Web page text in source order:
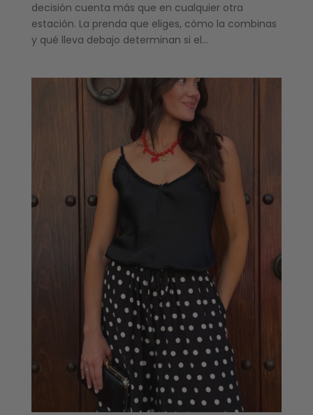
decisión cuenta más que en cualquier otra
estación. La prenda que eliges, cómo la combinas
y qué lleva debajo determinan si el...